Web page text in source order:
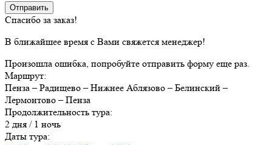
Спасибо за заказ!
В ближайшее время с Вами свяжется менеджер!
Произошла ошибка, попробуйте отправить форму еще раз.
Маршрут:
Пенза – Радищево – Нижнее Аблязово – Белинский –
Лермонтово – Пенза
Продолжительность тура:
2 дня / 1 ночь
Даты тура: